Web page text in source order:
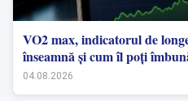
VO2 max, indicatorul de
înseamnă și cum îl poți
04.08.2026